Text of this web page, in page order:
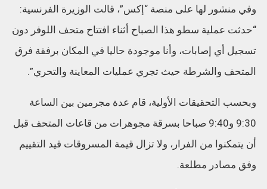
وفي منشور لها على منصة “إكس”، قالت الوزيرة الفرنسية:
“حدثت عملية سطو هذا الصباح أثناء افتتاح متحف اللوفر دون
تسجيل أي إصابات، وأنا موجودة حاليا في المكان برفقة فرق
المتحف والشرطة حيث تجري عمليات المعاينة والتحري”.
وبحسب التحقيقات الأولية، قام عدة مجرمين بين الساعة
9:30 و9:40 صباحا بسرقة مجوهرات من قاعات المتحف قبل
أن يتمكنوا من الفرار، ولا تزال قيمة المسروقات قيد التقييم
وفق مصادر مطلعة.